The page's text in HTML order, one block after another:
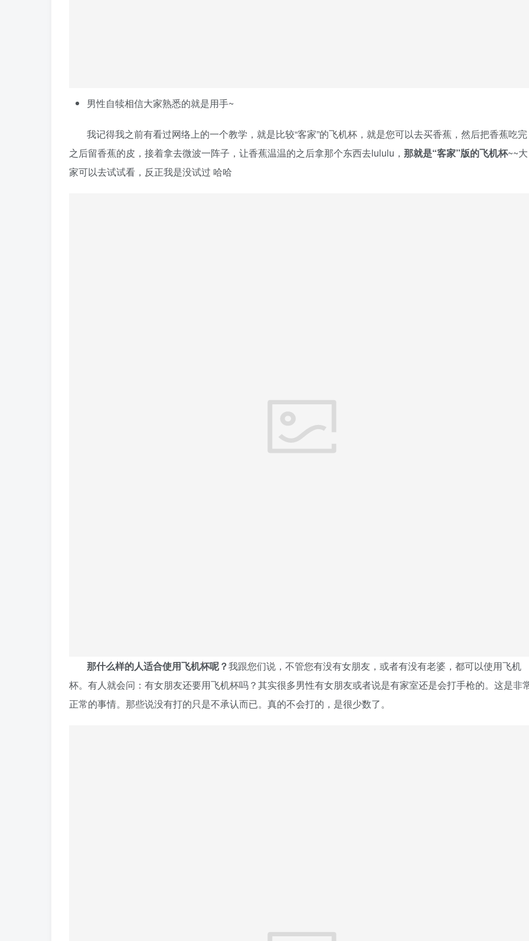
男性自犊相信大家熟悉的就是用手~
我记得我之前有看过网络上的一个教学，就是比较“客家”的飞机杯，就是您可以去买香蕉，然后把香蕉吃完
之后留香蕉的皮，接着拿去微波一阵子，让香蕉温温的之后拿那个东西去lululu， 那就是“客家”版的飞机杯~~大
家可以去试试看，反正我是没试过 哈哈
那什么样的人适合使用飞机杯呢？我跟您们说，不管您有没有女朋友，或者有没有老婆，都可以使用飞机
杯。有人就会问：有女朋友还要用飞机杯吗？其实很多男性有女朋友或者说是有家室还是会打手枪的。这是非
正常的事情。那些说没有打的只是不承认而已。真的不会打的，是很少数了。